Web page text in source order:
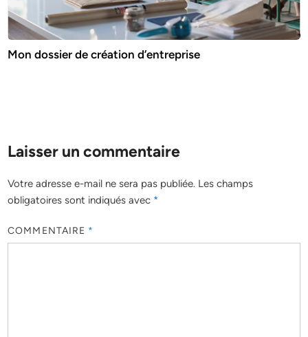
Mon dossier de création d’entreprise
Laisser un commentaire
Votre adresse e-mail ne sera pas publiée. Les champs
obligatoires sont indiqués avec *
COMMENTAIRE *